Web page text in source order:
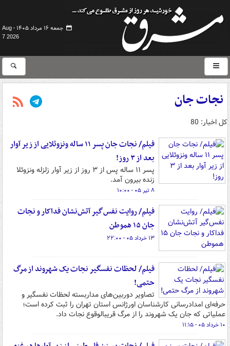
جمعه ۱۶ مرداد ۱۴۰۵ -
Aug
7 2026
نجات جان
کل اخبار: 80
فیلم/ نجات جان پسر ۱۱ ساله ونزوئلایی از زیر آوار
بعد از ۳ روز!
پسر ۱۱ ساله پس از ۳ روز از زیر آوار زلزله ونزوئلا
زنده بیرون آمد.
۸ تیر ۰۵ - ۱۰:۰۰
فیلم/ روایت نفس‌گیر آتش‌نشان فداکار و نجات
جان ۱۵ هموطن
۱۳ خرداد ۰۵ - ۲۲:۰۰
فیلم/ لحظات نفسگیر نجات یک شهروند از مرگ
حتمی!
تصاویر دوربین‌های مداربسته لحظات نفسگیر و
حرفه‌ای امدادرسانی کارشناسان اورژانس استان تهران را ثبت کرده است؛
عملیاتی که جان یک شهروند را از مرگ قریبالوقوع نجات داد.
۱۰ خرداد ۰۵ - ۱۱:۱۵